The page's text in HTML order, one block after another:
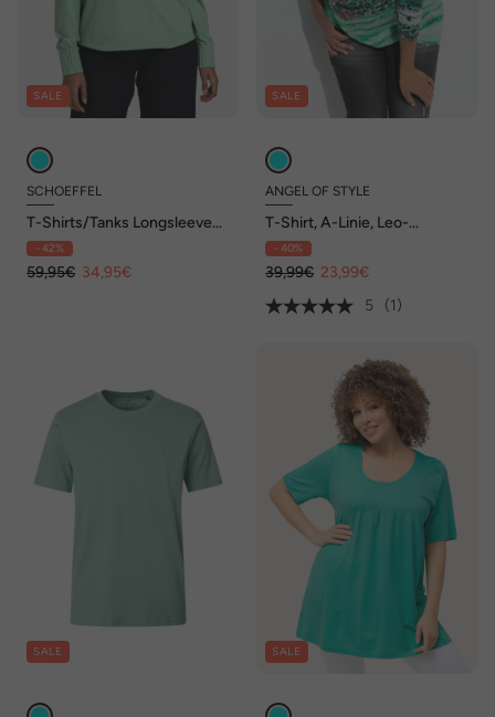
SALE
SCHOEFFEL
T-Shirts/Tanks Longsleeve
Style Collada WMS
- 42%
59,95€ 34,95€
SALE
ANGEL OF STYLE
T-Shirt, A-Linie, Leo-
Streifenmuster,
Glitzersteinchen
- 40%
39,99€ 23,99€
5
(1)
SALE SALE